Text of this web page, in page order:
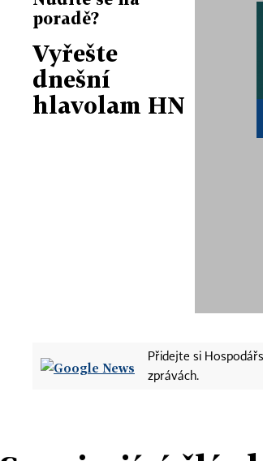
poradě?
Vyřešte
dnešní
hlavolam HN
Přidejte si
zprávách.